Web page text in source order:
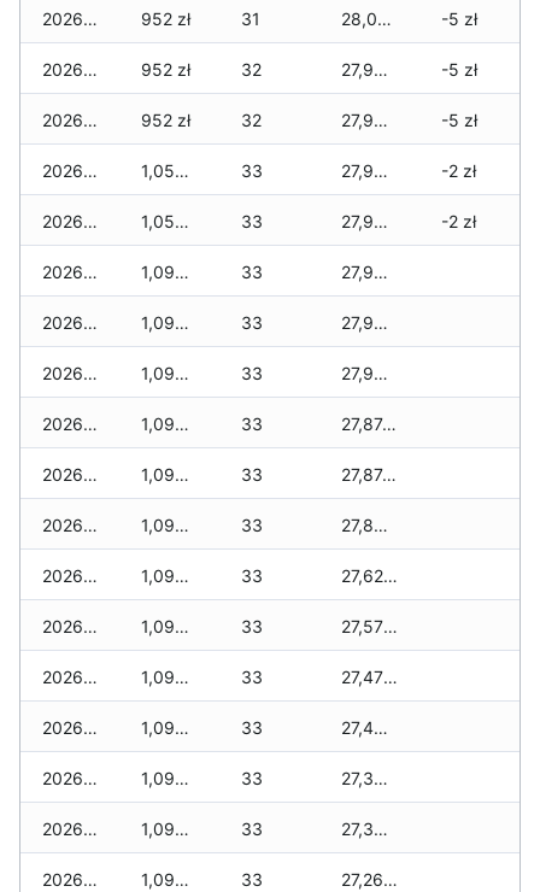
2026-04-04 952 zł 31 28,074 zł -5 zł
2026-04-03 952 zł 32 27,986 zł -5 zł
2026-04-02 952 zł 32 27,937 zł -5 zł
2026-04-01 1,050 zł 33 27,937 zł -2 zł
2026-03-31 1,050 zł 33 27,937 zł -2 zł
2026-03-30 1,099 zł 33 27,937 zł
2026-03-29 1,099 zł 33 27,937 zł
2026-03-28 1,099 zł 33 27,901 zł
2026-03-27 1,099 zł 33 27,874 zł
2026-03-26 1,099 zł 33 27,874 zł
2026-03-25 1,099 zł 33 27,867 zł
2026-03-24 1,099 zł 33 27,621 zł
2026-03-23 1,099 zł 33 27,576 zł
2026-03-22 1,099 zł 33 27,475 zł
2026-03-21 1,099 zł 33 27,450 zł
2026-03-20 1,099 zł 33 27,356 zł
2026-03-19 1,099 zł 33 27,338 zł
2026-03-18 1,099 zł 33 27,262 zł